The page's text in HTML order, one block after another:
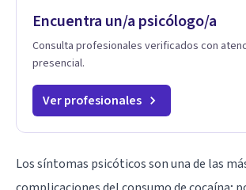
Encuentra un/a psicólogo/a
Consulta profesionales verificados con
presencial.
Ver profesionales
Los síntomas psicóticos son una de las